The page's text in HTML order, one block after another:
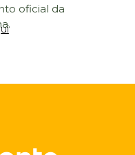
oficial da